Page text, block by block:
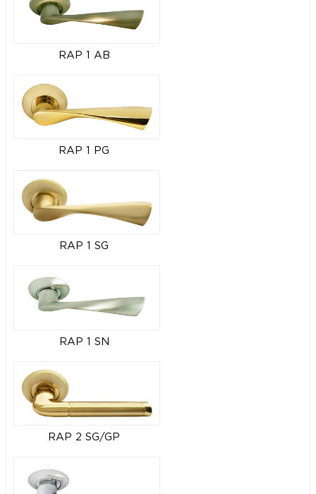
RAP 1 AB
RAP 1 PG
RAP 1 SG
RAP 1 SN
RAP 2 SG/GP